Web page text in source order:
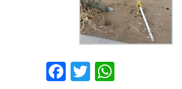
Facebook
Twitter